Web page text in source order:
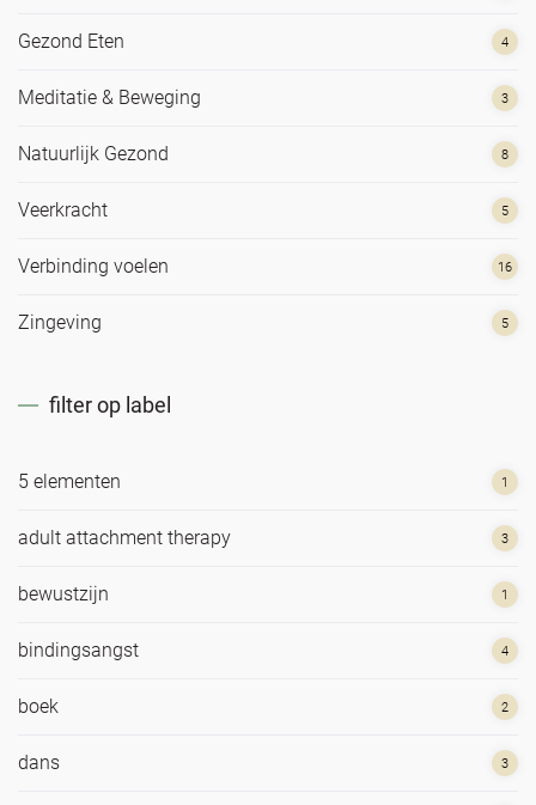
Gezond Eten 4
Meditatie & Beweging 3
Natuurlijk Gezond 8
Veerkracht 5
Verbinding voelen 16
Zingeving 5
filter op label
5 elementen 1
adult attachment therapy 3
bewustzijn 1
bindingsangst 4
boek 2
dans 3